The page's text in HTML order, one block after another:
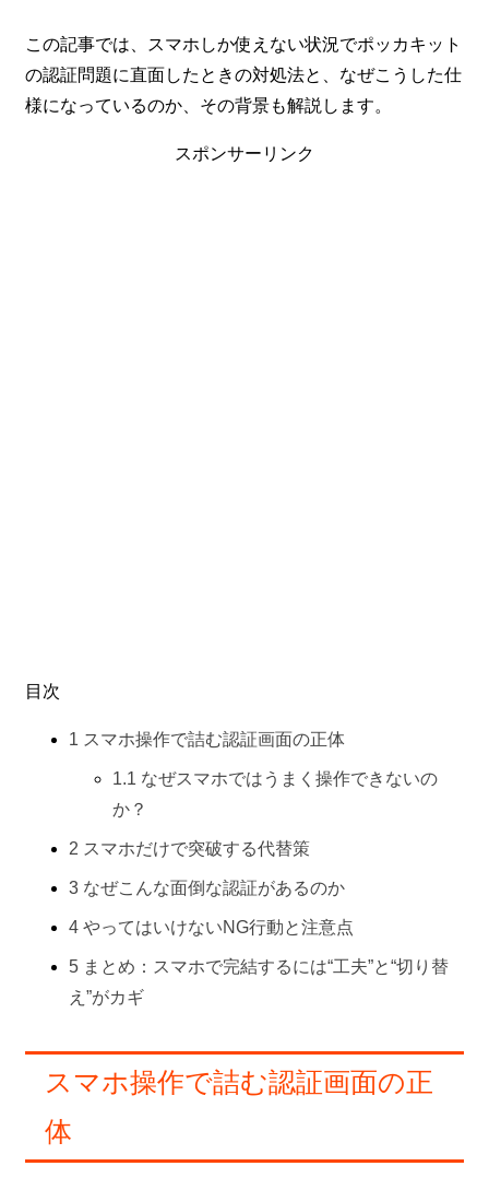
この記事では、スマホしか使えない状況でポッカキット
の認証問題に直面したときの対処法と、なぜこうした仕
様になっているのか、その背景も解説します。
スポンサーリンク
目次
1 スマホ操作で詰む認証画面の正体
1.1 なぜスマホではうまく操作できないの
か？
2 スマホだけで突破する代替策
3 なぜこんな面倒な認証があるのか
4 やってはいけないNG行動と注意点
5 まとめ：スマホで完結するには“工夫”と“切り替
え”がカギ
スマホ操作で詰む認証画面の正
体